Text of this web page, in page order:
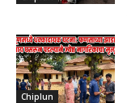
Chiplun